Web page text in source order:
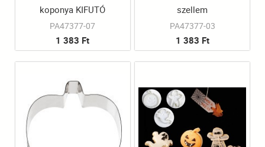
koponya KIFUTÓ
TERMÉK
PA47377-07
1 383 Ft
szellem
PA47377-03
1 383 Ft